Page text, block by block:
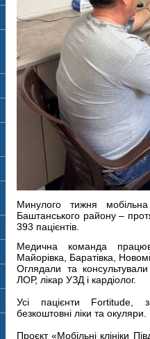
Минулого тижня мобільна
Баштанського району –
393 пацієнтів.
Медична команда
Майорівка, Баратівка,
Оглядали та
ЛОР, лікар УЗД і кардіолог.
Усі пацієнти Fortitude,
безкоштовні ліки та окуляри.
Проєкт «Мобільні клініки